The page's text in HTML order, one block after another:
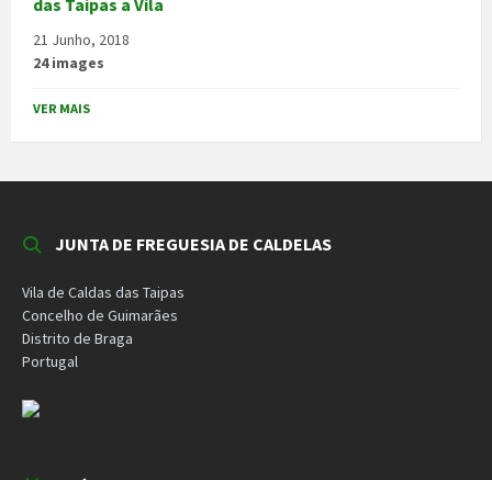
das Taipas a Vila
21 Junho, 2018
24 images
VER MAIS
JUNTA DE FREGUESIA DE CALDELAS
Vila de Caldas das Taipas
Concelho de Guimarães
Distrito de Braga
Portugal